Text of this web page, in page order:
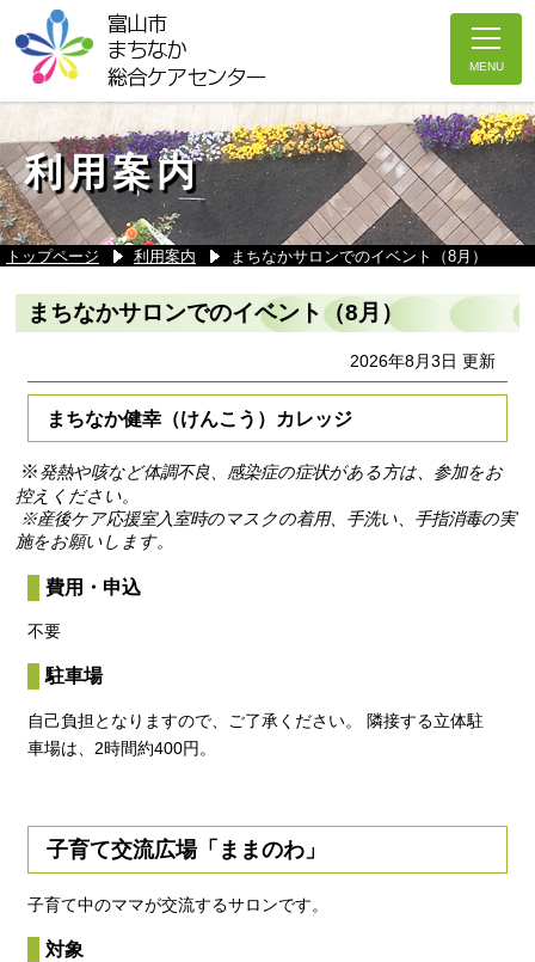
利用案内
トップページ 利用案内 まちなかサロンでのイベント（8月）
まちなかサロンでのイベント（8月）
2026年8月3日 更新
まちなか健幸（けんこう）カレッジ
※発熱や咳など体調不良、感染症の症状がある方は、参加をお
控えください。
※産後ケア応援室入室時のマスクの着用、手洗い、手指消毒の実
施をお願いします。
費用・申込
不要
駐車場
自己負担となりますので、ご了承ください。 隣接する立体駐
車場は、2時間約400円。
子育て交流広場「ままのわ」
子育て中のママが交流するサロンです。
対象